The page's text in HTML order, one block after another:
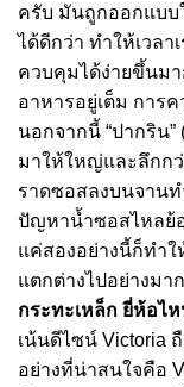
ครับ มันถูกออกแบบ
ได้ดีกว่า ทำให้เวล
ควบคุมได้ง่ายขึ้นมา
อาหารอยู่เต็ม การ
นอกจากนี้ “ปากริน
มาให้ใหญ่และลึกก
ราดซอสลงบนจาน
ปัญหาน้ำซอสไหลย้
แค่สองอย่างนี้ก็ทำ
แตกต่างไปอย่างมา
กระทะเหล็ก ยี่ห้อไ
เน้นดีไซน์ Victoria
อย่างที่น่าสนใจคือ